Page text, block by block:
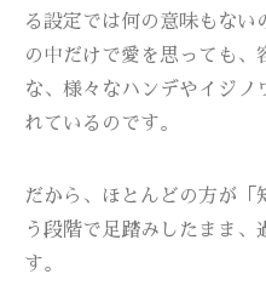
る設定では何の意味もない
の中だけで愛を思っても、
な、様々なハンデやイジノ
れているのです。
だから、ほとんどの方が「
う段階で足踏みしたまま
す。